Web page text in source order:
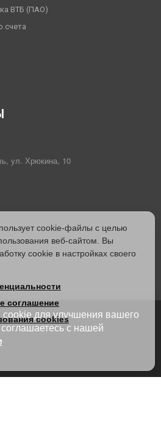
для улучшения вашего
с нашей
ВТБ (ПАО)
счета
, ул. Хрюкина, 10
*
cookie-файлы с целью
веб-сайтом. Вы
cookie в настройках своего
соглашение
cookies